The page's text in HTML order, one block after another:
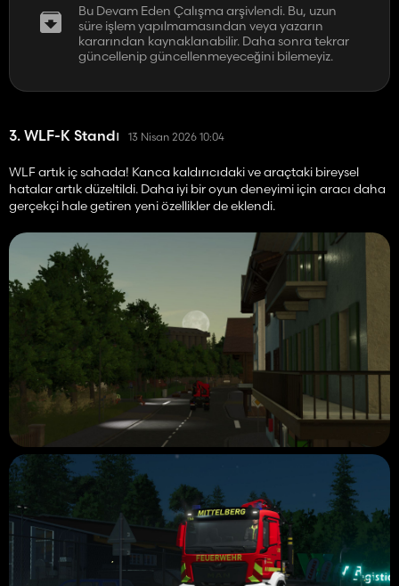
Bu Devam Eden Çalışma arşivlendi. Bu, uzun
süre işlem yapılmamasından veya yazarın
kararından kaynaklanabilir. Daha sonra tekrar
güncellenip güncellenmeyeceğini bilemeyiz.
3. WLF-K Standı 13 Nisan 2026 10:04
WLF artık iç sahada! Kanca kaldırıcıdaki ve araçtaki bireysel
hatalar artık düzeltildi. Daha iyi bir oyun deneyimi için aracı daha
gerçekçi hale getiren yeni özellikler de eklendi.